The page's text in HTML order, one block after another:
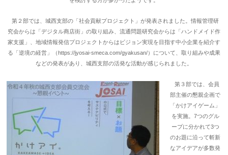
第２部では、城西支部の「社会貢献プロジェクト」が発表されました。情報管理研
究会からは「デジタル商店街」の取り組み、流通問題研究会からは「ハンドメイド作
家支援」、地域情報発信プロジェクトからはビジョン実現を目指す中小企業を紹介す
る「逆境の経営」（https://jyosai-smeca.com/gyakusan/）について、取り組みや成果
などの発表があり、城西支部の活発な活動が感じられました。
第３部では、会員
部主催の懇親企画で
「かけアイゲーム」
を実施。7つのグル
ープに分かれて3つ
のお題に沿って斬新
なアイデアが多数発